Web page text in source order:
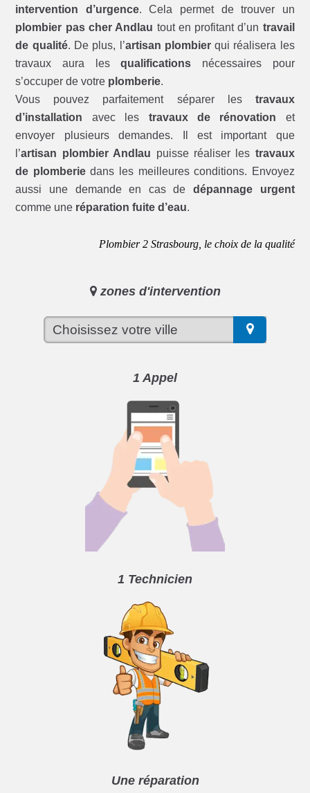
intervention d’urgence. Cela permet de trouver un
plombier pas cher Andlau tout en profitant d’un travail
de qualité. De plus, l’artisan plombierqui réalisera les
travaux aura lesqualifications nécessaires pour
s’occuper de votre plomberie.
Vous pouvez parfaitement séparer les travaux
d’installation avec les travaux de rénovation et
envoyer plusieurs demandes. Il est important que
l’artisan plombier Andlau puisse réaliser les travaux
de plomberiedans les meilleures conditions. Envoyez
aussi une demande en cas de dépannage urgent
comme une réparation fuite d’eau.
Plombier 2 Strasbourg, le choix de la qualité
zones d'intervention
1 Appel
1 Technicien
Une réparation